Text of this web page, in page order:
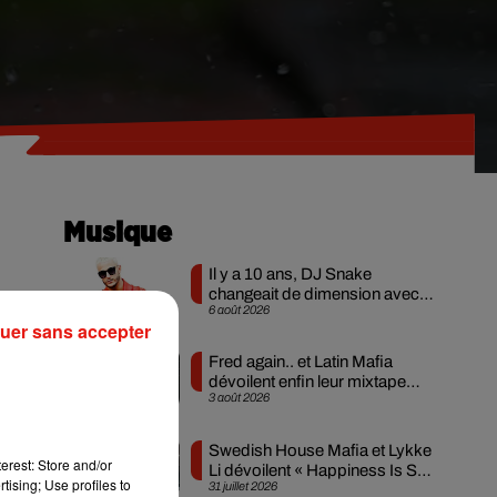
Musique
6 août 2026
Il y a 10 ans, DJ Snake
changeait de dimension avec
son premier...
3 août 2026
Fred again.. et Latin Mafia
dévoilent enfin leur mixtape
créée en...
31 juillet 2026
Swedish House Mafia et Lykke
Li dévoilent « Happiness Is So
Sad »
Store and/or
Use profiles to
sans accepter